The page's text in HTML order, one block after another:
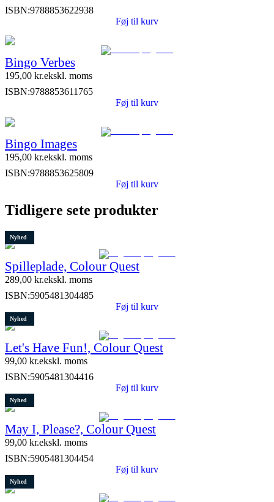
ISBN:9788853622938
Føj til kurv
Bingo Verbes
195,00 kr.ekskl. moms
ISBN:9788853611765
Føj til kurv
Bingo Images
195,00 kr.ekskl. moms
ISBN:9788853625809
Føj til kurv
Tidligere sete produkter
Nyhed
Spilleplade, Colour Quest
289,00 kr.ekskl. moms
ISBN:5905481304485
Føj til kurv
Nyhed
Let's Have Fun!, Colour Quest
99,00 kr.ekskl. moms
ISBN:5905481304416
Føj til kurv
Nyhed
May I, Please?, Colour Quest
99,00 kr.ekskl. moms
ISBN:5905481304454
Føj til kurv
Nyhed